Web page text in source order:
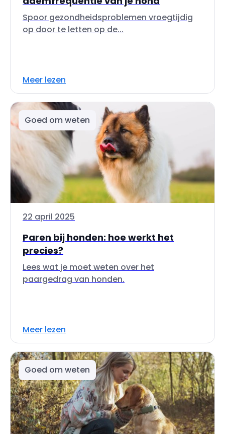
Spoor gezondheidsproblemen vroegtijdig
op door te letten op de...
Meer lezen
Goed om weten
22 april 2025
Paren bij honden: hoe werkt het
precies?
Lees wat je moet weten over het
paargedrag van honden.
Meer lezen
Goed om weten